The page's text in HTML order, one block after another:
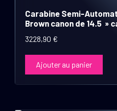
Carabine Semi-
Brown canon de 14.5 »
3228,90 €
Ajouter au panier